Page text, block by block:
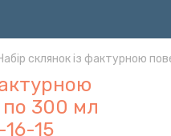
склянок із фактурною
300 мл
15